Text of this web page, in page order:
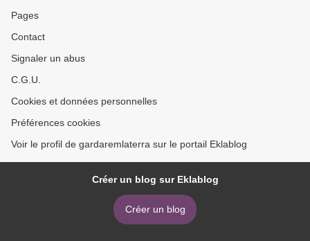
Pages
Contact
Signaler un abus
C.G.U.
Cookies et données personnelles
Préférences cookies
Voir le profil de gardaremlaterra sur le portail Eklablog
Créer un blog sur Eklablog
Créer un blog